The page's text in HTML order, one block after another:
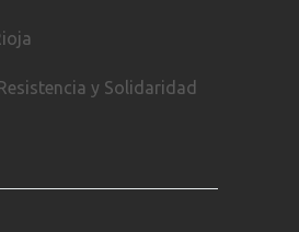
y Solidaridad